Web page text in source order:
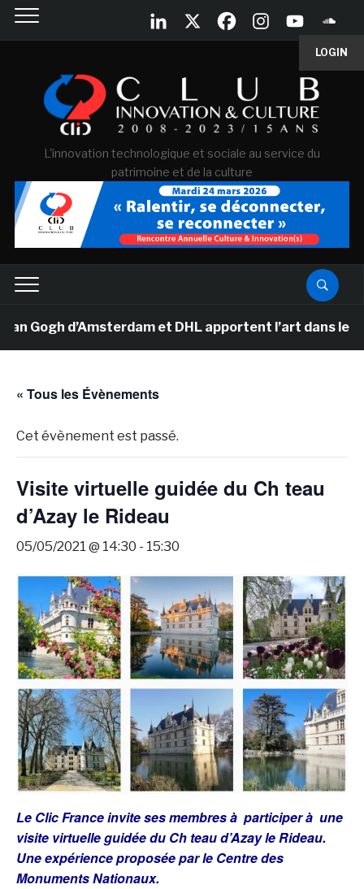
LOGIN
L'innovation technologique et sociale au service du
patrimoine et de la culture
Gogh d’Amsterdam et DHL apportent l’art dans les
« Tous les Évènements
Cet évènement est passé.
Visite virtuelle guidée du Ch teau
d’Azay le Rideau
05/05/2021 @ 14:30 - 15:30
Le Clic France invite ses membres à participer à une
visite virtuelle guidée du Ch teau d’Azay le Rideau.
Une expérience proposée par le Centre des
Monuments Nationaux.